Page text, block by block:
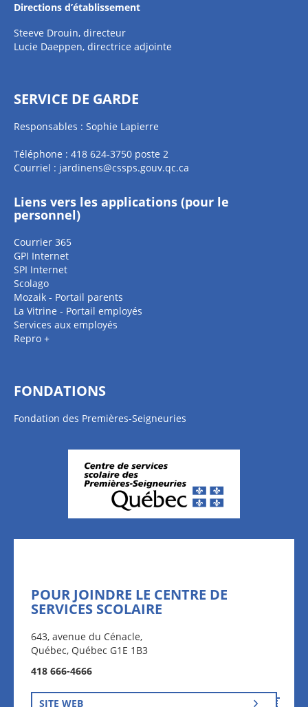
Directions d’établissement
Steeve Drouin, directeur
Lucie Daeppen, directrice adjointe
SERVICE DE GARDE
Responsables : Sophie Lapierre
Téléphone : 418 624-3750 poste 2
Courriel : jardinens@cssps.gouv.qc.ca
Liens vers les applications (pour le
personnel)
Courrier 365
GPI Internet
SPI Internet
Scolago
Mozaik - Portail parents
La Vitrine - Portail employés
Services aux employés
Repro +
FONDATIONS
Fondation des Premières-Seigneuries
POUR JOINDRE LE CENTRE DE
SERVICES SCOLAIRE
643, avenue du Cénacle,
Québec, Québec G1E 1B3
418 666-4666
SITE WEB